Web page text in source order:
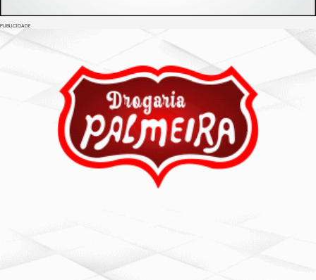
PUBLICIDADE